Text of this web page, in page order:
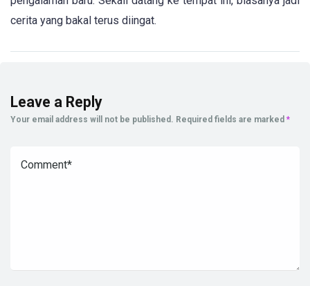
cerita yang bakal terus diingat.
Leave a Reply
Your email address will not be published. Required fields are marked *